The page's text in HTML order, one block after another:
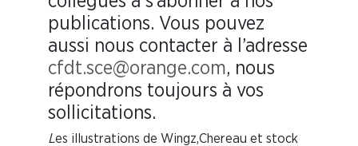
publications. Vous pouvez
aussi nous contacter à l’adresse
cfdt.sce@orange.com, nous
répondrons toujours à vos
sollicitations.
Les illustrations de Wingz,Chereau et stock